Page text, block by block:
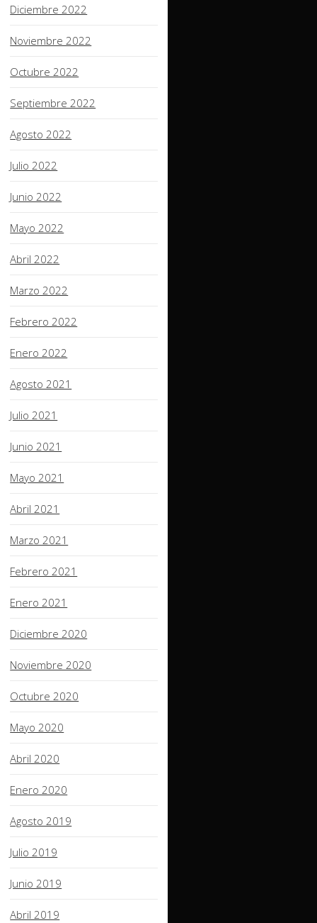
Diciembre 2022
Noviembre 2022
Octubre 2022
Septiembre 2022
Agosto 2022
Julio 2022
Junio 2022
Mayo 2022
Abril 2022
Marzo 2022
Febrero 2022
Enero 2022
Agosto 2021
Julio 2021
Junio 2021
Mayo 2021
Abril 2021
Marzo 2021
Febrero 2021
Enero 2021
Diciembre 2020
Noviembre 2020
Octubre 2020
Mayo 2020
Abril 2020
Enero 2020
Agosto 2019
Julio 2019
Junio 2019
Abril 2019